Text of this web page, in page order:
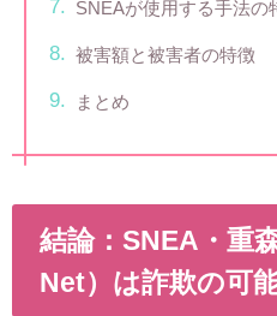
SNEAが使用する手法の
被害額と被害者の特徴
まとめ
結論：SNEA・重
Net）は詐欺の可